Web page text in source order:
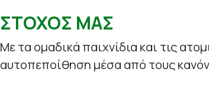
ΣΤΟΧΟΣ ΜΑΣ
Με τα ομαδικά παιχνίδια και τις
αυτοπεποίθηση μέσα από τους